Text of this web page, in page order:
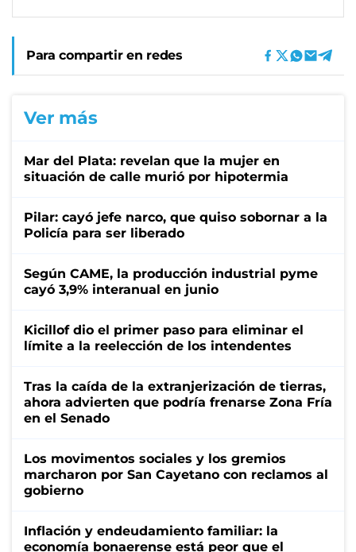
Para compartir en redes
Ver más
Mar del Plata: revelan que la mujer en
situación de calle murió por hipotermia
Pilar: cayó jefe narco, que quiso sobornar a la
Policía para ser liberado
Según CAME, la producción industrial pyme
cayó 3,9% interanual en junio
Kicillof dio el primer paso para eliminar el
límite a la reelección de los intendentes
Tras la caída de la extranjerización de tierras,
ahora advierten que podría frenarse Zona Fría
en el Senado
Los movimentos sociales y los gremios
marcharon por San Cayetano con reclamos al
gobierno
Inflación y endeudamiento familiar: la
economía bonaerense está peor que el